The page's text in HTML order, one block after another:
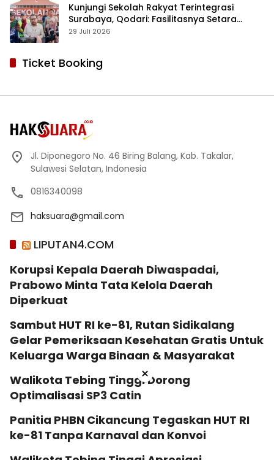
Kunjungi Sekolah Rakyat Terintegrasi
Surabaya, Qodari: Fasilitasnya Setara
Sekolah Swasta Terbaik
29 Juli 2026
Ticket Booking
Jl. Diponegoro No. 46 Biring Balang, Kab. Takalar,
Sulawesi Selatan, Indonesia
0816340098
haksuara@gmail.com
LIPUTAN4.COM
Korupsi Kepala Daerah Diwaspadai,
Prabowo Minta Tata Kelola Daerah
Diperkuat
Sambut HUT RI ke-81, Rutan Sidikalang
Gelar Pemeriksaan Kesehatan Gratis Untuk
Keluarga Warga Binaan & Masyarakat
Walikota Tebing Tinggi Dorong
Optimalisasi SP3 Catin
Panitia PHBN Cikancung Tegaskan HUT RI
ke-81 Tanpa Karnaval dan Konvoi
×